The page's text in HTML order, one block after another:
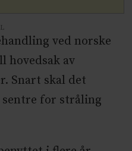
ved norske
hovedsak av
Snart skal det
for stråling